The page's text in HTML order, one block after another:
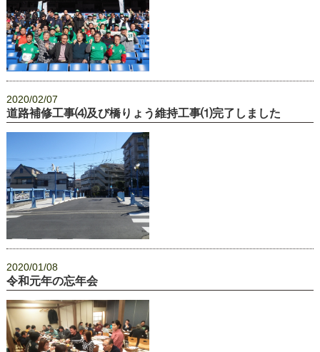
2020/02/07
道路補修工事⑷及び橋りょう維持工事⑴完了しました
2020/01/08
令和元年の忘年会